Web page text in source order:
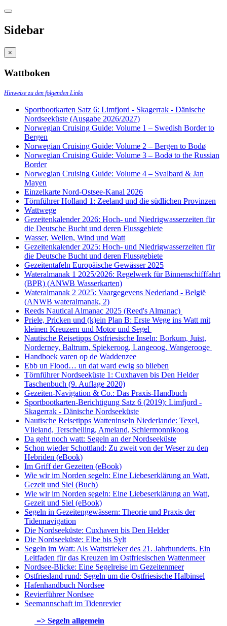
Sidebar
×
Wattboken
Hinweise zu den folgenden Links
Sportbootkarten Satz 6: Limfjord - Skagerrak - Dänische
Nordseeküste (Ausgabe 2026/2027)
Norwegian Cruising Guide: Volume 1 – Swedish Border to
Bergen
Norwegian Cruising Guide: Volume 2 – Bergen to Bodø
Norwegian Cruising Guide: Volume 3 – Bodø to the Russian
Border
Norwegian Cruising Guide: Volume 4 – Svalbard & Jan
Mayen
Einzelkarte Nord-Ostsee-Kanal 2026
Törnführer Holland 1: Zeeland und die südlichen Provinzen
Wattwege
Gezeitenkalender 2026: Hoch- und Niedrigwasserzeiten für
die Deutsche Bucht und deren Flussgebiete
Wasser, Wellen, Wind und Watt
Gezeitenkalender 2025: Hoch- und Niedrigwasserzeiten für
die Deutsche Bucht und deren Flussgebiete
Gezeitentafeln Europäische Gewässer 2025
Wateralmanak 1 2025/2026: Regelwerk für Binnenschifffahrt
(BPR) (ANWB Wasserkarten)
Wateralmanak 2 2025: Vaargegevens Nederland - België
(ANWB wateralmanak, 2)
Reeds Nautical Almanac 2025 (Reed's Almanac)
Priele, Pricken und (k)ein Plan B: Erste Wege ins Watt mit
kleinen Kreuzern und Motor und Segel
Nautische Reisetipps Ostfriesische Inseln: Borkum, Juist,
Norderney, Baltrum, Spiekeroog, Langeoog, Wangerooge
Handboek varen op de Waddenzee
Ebb un Flood… un dat ward ewig so blieben
Törnführer Nordseeküste 1: Cuxhaven bis Den Helder
Taschenbuch (9. Auflage 2020)
Gezeiten-Navigation & Co.: Das Praxis-Handbuch
Sportbootkarten-Berichtigung Satz 6 (2019): Limfjord -
Skagerrak - Dänische Nordseeküste
Nautische Reisetipps Watteninseln Niederlande: Texel,
Vlieland, Terschelling, Ameland, Schiermonnikoog
Da geht noch watt: Segeln an der Nordseeküste
Schon wieder Schottland: Zu zweit von der Weser zu den
Hebriden (eBook)
Im Griff der Gezeiten (eBook)
Wie wir im Norden segeln: Eine Liebeserklärung an Watt,
Gezeit und Siel (Buch)
Wie wir im Norden segeln: Eine Liebeserklärung an Watt,
Gezeit und Siel (eBook)
Segeln in Gezeitengewässern: Theorie und Praxis der
Tidennavigation
Die Nordseeküste: Cuxhaven bis Den Helder
Die Nordseeküste: Elbe bis Sylt
Segeln im Watt: Als Wattstrieker des 21. Jahrhunderts. Ein
Leitfaden für das Kreuzen im Ostfriesischen Wattenmeer
Nordsee-Blicke: Eine Segelreise im Gezeitenmeer
Ostfriesland rund: Segeln um die Ostfriesische Halbinsel
Hafenhandbuch Nordsee
Revierführer Nordsee
Seemannschaft im Tidenrevier
=> Segeln allgemein